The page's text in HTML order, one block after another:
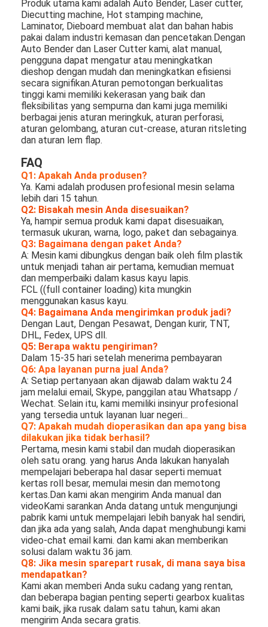
Produk utama kami adalah Auto Bender, Laser cutter,
Diecutting machine, Hot stamping machine,
Laminator, Dieboard membuat alat dan bahan habis
pakai dalam industri kemasan dan pencetakan.Dengan
Auto Bender dan Laser Cutter kami, alat manual,
pengguna dapat mengatur atau meningkatkan
dieshop dengan mudah dan meningkatkan efisiensi
secara signifikan.Aturan pemotongan berkualitas
tinggi kami memiliki kekerasan yang baik dan
fleksibilitas yang sempurna dan kami juga memiliki
berbagai jenis aturan meringkuk, aturan perforasi,
aturan gelombang, aturan cut-crease, aturan ritsleting
dan aturan lem flap.
FAQ
Q1: Apakah Anda produsen?
Ya. Kami adalah produsen profesional mesin selama
lebih dari 15 tahun.
Q2: Bisakah mesin Anda disesuaikan?
Ya, hampir semua produk kami dapat disesuaikan,
termasuk ukuran, warna, logo, paket dan sebagainya.
Q3: Bagaimana dengan paket Anda?
A: Mesin kami dibungkus dengan baik oleh film plastik
untuk menjadi tahan air pertama, kemudian memuat
dan memperbaiki dalam kasus kayu lapis.
FCL ((full container loading) kita mungkin
menggunakan kasus kayu.
Q4: Bagaimana Anda mengirimkan produk jadi?
Dengan Laut, Dengan Pesawat, Dengan kurir, TNT,
DHL, Fedex, UPS dll.
Q5: Berapa waktu pengiriman?
Dalam 15-35 hari setelah menerima pembayaran
Q6: Apa layanan purna jual Anda?
A: Setiap pertanyaan akan dijawab dalam waktu 24
jam melalui email, Skype, panggilan atau Whatsapp /
Wechat. Selain itu, kami memiliki insinyur profesional
yang tersedia untuk layanan luar negeri...
Q7: Apakah mudah dioperasikan dan apa yang bisa
dilakukan jika tidak berhasil?
Pertama, mesin kami stabil dan mudah dioperasikan
oleh satu orang. yang harus Anda lakukan hanyalah
mempelajari beberapa hal dasar seperti memuat
kertas roll besar, memulai mesin dan memotong
kertas.Dan kami akan mengirim Anda manual dan
videoKami sarankan Anda datang untuk mengunjungi
pabrik kami untuk mempelajari lebih banyak hal sendiri,
dan jika ada yang salah, Anda dapat menghubungi kami
video-chat email kami. dan kami akan memberikan
solusi dalam waktu 36 jam.
Q8: Jika mesin sparepart rusak, di mana saya bisa
mendapatkan?
Kami akan memberi Anda suku cadang yang rentan,
dan beberapa bagian penting seperti gearbox kualitas
kami baik, jika rusak dalam satu tahun, kami akan
mengirim Anda secara gratis.